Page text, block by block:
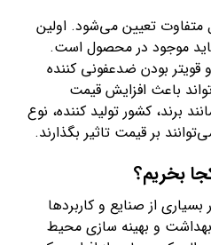
متفاوت تعیین می‌شود. اولین
موجود در محصول است.
قویتر بودن ضدعفونی کننده
باعث افزایش قیمت
برند، کشور تولید کننده، نوع
بر قیمت تاثیر بگذارند.
بخریم؟
از صنایع و کاربردها
و بهینه سازی محیط